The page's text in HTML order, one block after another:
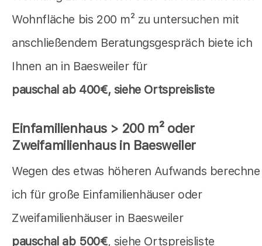
Wohnfläche bis 200 m² zu untersuchen mit
anschließendem Beratungsgespräch biete ich
Ihnen an in Baesweiler für
pauschal ab 400€, siehe Ortspreisliste
Einfamilienhaus > 200 m² oder
Zweifamilienhaus in Baesweiler
Wegen des etwas höheren Aufwands berechne
ich für große Einfamilienhäuser oder
Zweifamilienhäuser in Baesweiler
pauschal ab 500€, siehe Ortspreisliste